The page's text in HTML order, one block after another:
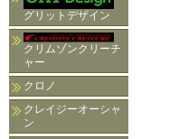
グリットデザイン
クリムゾンクリーチ
ャー
クロノ
クレイジーオーシャ
ン